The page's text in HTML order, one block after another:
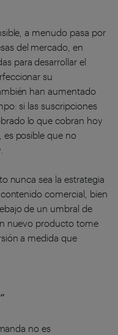
a menudo pasa por
del mercado, en
para desarrollar el
su
han aumentado
si las suscripciones
lo que cobran hoy
es posible que no
nunca sea la estrategia
comercial, bien
de un umbral de
nuevo producto tome
a medida que
no es